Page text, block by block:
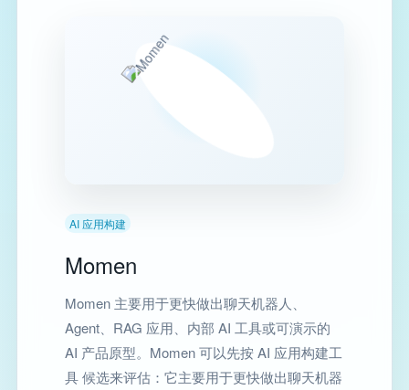
AI 应用构建
Momen
Momen 主要用于更快做出聊天机器人、
Agent、RAG 应用、内部 AI 工具或可演示的
AI 产品原型。Momen 可以先按 AI 应用构建工
具 候选来评估：它主要用于更快做出聊天机器